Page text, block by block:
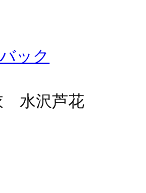
ック
水沢芦花